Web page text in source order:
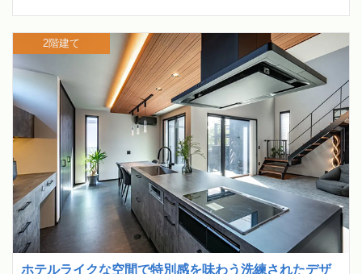
ホテルライクな空間で特別感を味わう洗練されたデザ
2階建て